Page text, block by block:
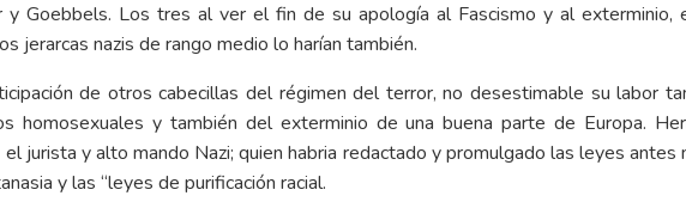
Goebbels. Los tres al ver el fin de su apología al Fascismo y al exterminio,
jerarcas nazis de rango medio lo harían también.
de otros cabecillas del régimen del terror, no desestimable su labor
homosexuales y también del exterminio de una buena parte de Europa.
jurista y alto mando Nazi; quien habria redactado y promulgado las leyes
y las “leyes de purificación racial.